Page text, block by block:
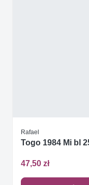
Rafael
Togo 1984 Mi bl
47,50 zł